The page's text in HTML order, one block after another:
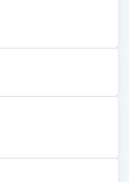
5 z 5 hvězdiček.
5 z 5 hvězdiček.
5 z 5 hvězdiček.